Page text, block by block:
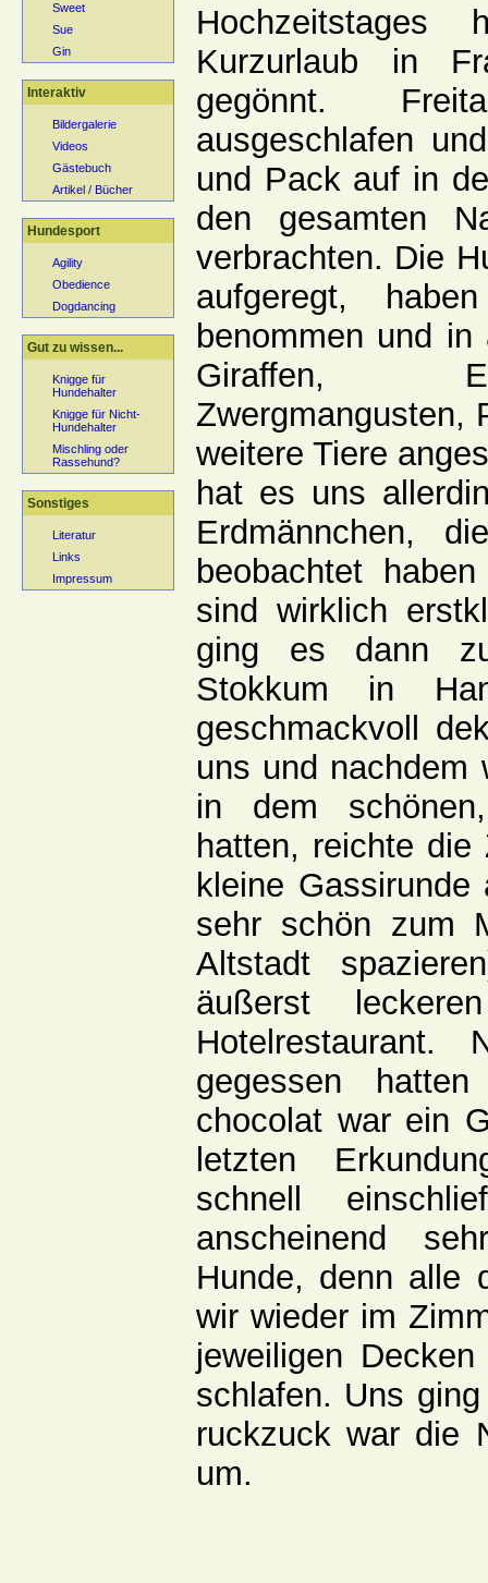
Sweet
Sue
Gin
Interaktiv
Bildergalerie
Videos
Gästebuch
Artikel / Bücher
Hundesport
Agility
Obedience
Dogdancing
Gut zu wissen...
Knigge für
Hundehalter
Knigge für Nicht-
Hundehalter
Mischling oder
Rassehund?
Sonstiges
Literatur
Links
Impressum
Kurzurlaub in
gegönnt.
ausgeschlafen
und Pack auf in
den gesamten
verbrachten. Die
aufgeregt,
benommen und
Giraffen,
Zwergmangusten,
weitere Tiere
hat es uns
Erdmännchen,
beobachtet
sind wirklich
ging es dann
Stokkum in
geschmackvoll
uns und nachdem
in dem
hatten, reichte
kleine
sehr schön zum
Altstadt
äußerst
gegessen
chocolat war ein
letzten
schnell
anscheinend
Hunde, denn alle
wir wieder im
jeweiligen
schlafen. Uns
ruckzuck war die
um.